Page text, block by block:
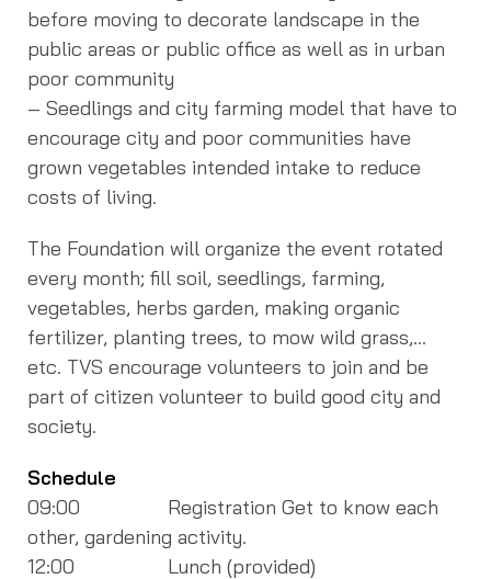
before moving to decorate landscape in the
public areas or public office as well as in urban
poor community
– Seedlings and city farming model that have to
encourage city and poor communities have
grown vegetables intended intake to reduce
costs of living.
The Foundation will organize the event rotated
every month; fill soil, seedlings, farming,
vegetables, herbs garden, making organic
fertilizer, planting trees, to mow wild grass,…
etc. TVS encourage volunteers to join and be
part of citizen volunteer to build good city and
society.
Schedule
09:00 Registration Get to know each
other, gardening activity.
12:00 Lunch (provided)